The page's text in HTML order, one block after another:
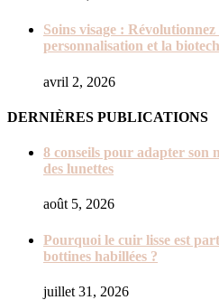
Soins visage :
personnalisation et la
avril 2, 2026
DERNIÈRES PUBLICATIONS
8 conseils pour adapter son
des lunettes
août 5, 2026
Pourquoi le cuir lisse est
bottines habillées ?
juillet 31, 2026